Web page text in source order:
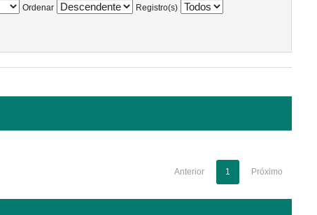
Ordenar Registro(s)
Anterior 1 Próximo